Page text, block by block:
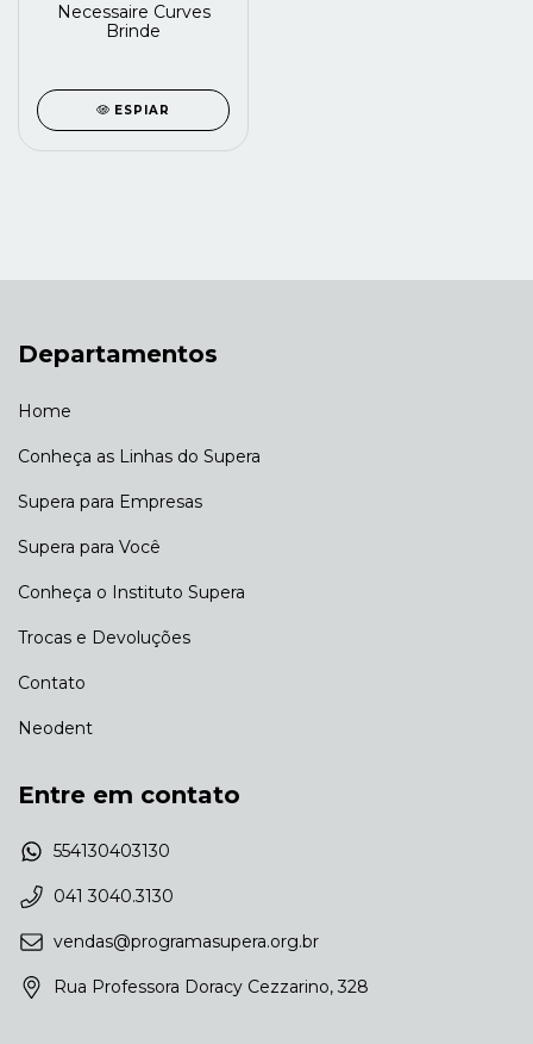
Necessaire Curves
Brinde
ESPIAR
Departamentos
Home
Conheça as Linhas do Supera
Supera para Empresas
Supera para Você
Conheça o Instituto Supera
Trocas e Devoluções
Contato
Neodent
Entre em contato
554130403130
041 3040.3130
vendas@programasupera.org.br
Rua Professora Doracy Cezzarino, 328